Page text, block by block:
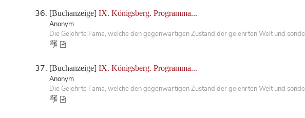
[Buchanzeige] IX. Königsberg. Programma...
Anonym
Die Gelehrte Fama, welche den gegenwärtigen Zustand der gelehrten Welt und
[Buchanzeige] IX. Königsberg. Programma...
Anonym
Die Gelehrte Fama, welche den gegenwärtigen Zustand der gelehrten Welt und